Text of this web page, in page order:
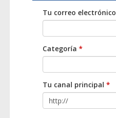
Tu correo electrónico
Categoría *
Tu canal principal *